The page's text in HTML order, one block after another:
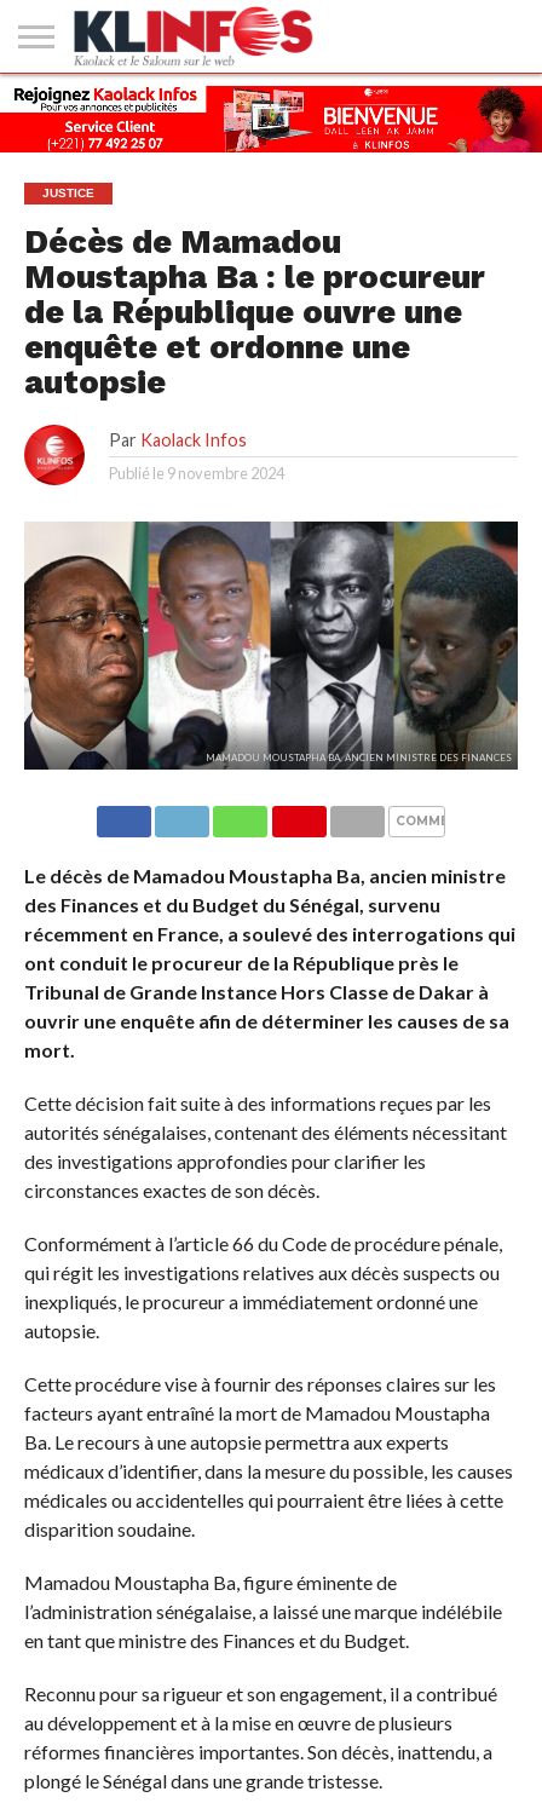
#2
(PAS
DE
TITRE)
KAOLACK
POLITIQUE
ECONOMIE
SOCIÉTÉ
CULTURE
PEOPLE
SPORT
SANTÉ
AFRIQUE
INTERNATIONAL
EMPLOI &
FORMATION
JUSTICE
Décès de Mamadou
Moustapha Ba : le procureur
de la République ouvre une
enquête et ordonne une
autopsie
Par Kaolack Infos
Publié le 9 novembre 2024
MAMADOU MOUSTAPHA BA, ANCIEN MINISTRE DES FINANCES
COMMENTAIRES
Le décès de Mamadou Moustapha Ba, ancien ministre
des Finances et du Budget du Sénégal, survenu
récemment en France, a soulevé des interrogations qui
ont conduit le procureur de la République près le
Tribunal de Grande Instance Hors Classe de Dakar à
ouvrir une enquête afin de déterminer les causes de sa
mort.
Cette décision fait suite à des informations reçues par les
autorités sénégalaises, contenant des éléments nécessitant
des investigations approfondies pour clarifier les
circonstances exactes de son décès.
Conformément à l’article 66 du Code de procédure pénale,
qui régit les investigations relatives aux décès suspects ou
inexpliqués, le procureur a immédiatement ordonné une
autopsie.
Cette procédure vise à fournir des réponses claires sur les
facteurs ayant entraîné la mort de Mamadou Moustapha
Ba. Le recours à une autopsie permettra aux experts
médicaux d’identifier, dans la mesure du possible, les causes
médicales ou accidentelles qui pourraient être liées à cette
disparition soudaine.
Mamadou Moustapha Ba, figure éminente de
l’administration sénégalaise, a laissé une marque indélébile
en tant que ministre des Finances et du Budget.
Reconnu pour sa rigueur et son engagement, il a contribué
au développement et à la mise en œuvre de plusieurs
réformes financières importantes. Son décès, inattendu, a
plongé le Sénégal dans une grande tristesse.